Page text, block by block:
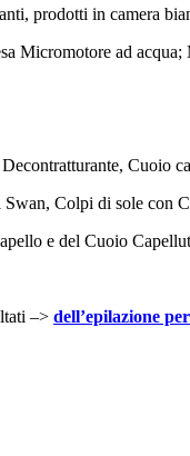
prodotti in camera
Micromotore ad
Cuoio
Colpi di sole con
e del Cuoio
–> dell’epilazione